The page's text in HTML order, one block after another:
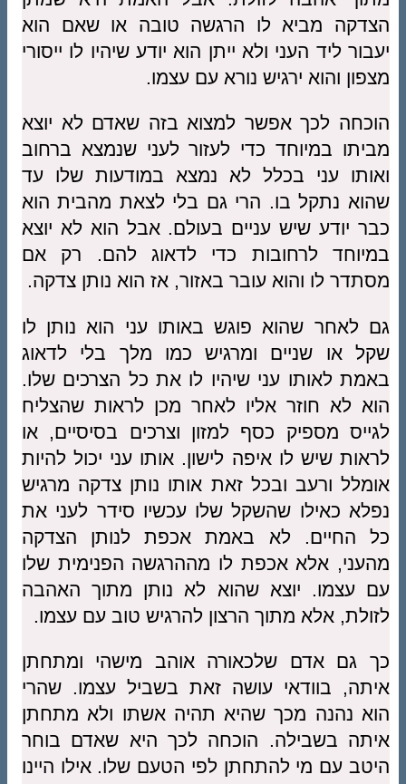
הצדקה מביא לו הרגשה טובה או שאם הוא
יעבור ליד העני ולא ייתן הוא יודע שיהיו לו ייסורי
מצפון והוא ירגיש נורא עם עצמו.
הוכחה לכך אפשר למצוא בזה שאדם לא יוצא
מביתו במיוחד כדי לעזור לעני שנמצא ברחוב
ואותו עני בכלל לא נמצא במודעות שלו עד
שהוא נתקל בו. הרי גם בלי לצאת מהבית הוא
כבר יודע שיש עניים בעולם. אבל הוא לא יוצא
במיוחד לרחובות כדי לדאוג להם. רק אם
מסתדר לו והוא עובר באזור, אז הוא נותן צדקה.
גם לאחר שהוא פוגש באותו עני הוא נותן לו
שקל או שניים ומרגיש כמו מלך בלי לדאוג
באמת לאותו עני שיהיו לו את כל הצרכים שלו.
הוא לא חוזר אליו לאחר מכן לראות שהצליח
לגייס מספיק כסף למזון וצרכים בסיסיים, או
לראות שיש לו איפה לישון. אותו עני יכול להיות
אומלל ורעב ובכל זאת אותו נותן צדקה מרגיש
נפלא כאילו שהשקל שלו עכשיו סידר לעני את
כל החיים. לא באמת אכפת לנותן הצדקה
מהעני, אלא אכפת לו מההרגשה הפנימית שלו
עם עצמו. יוצא שהוא לא נותן מתוך האהבה
לזולת, אלא מתוך הרצון להרגיש טוב עם עצמו.
כך גם אדם שלכאורה אוהב מישהי ומתחתן
איתה, בוודאי עושה זאת בשביל עצמו. שהרי
הוא נהנה מכך שהיא תהיה אשתו ולא מתחתן
איתה בשבילה. הוכחה לכך היא שאדם בוחר
היטב עם מי להתחתן לפי הטעם שלו. אילו היינו